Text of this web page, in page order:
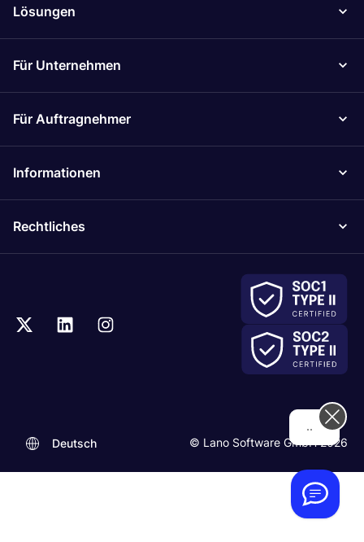
Lösungen
Für Unternehmen
Für Auftragnehmer
Informationen
Rechtliches
© Lano Software GmbH 2026
Deutsch
.